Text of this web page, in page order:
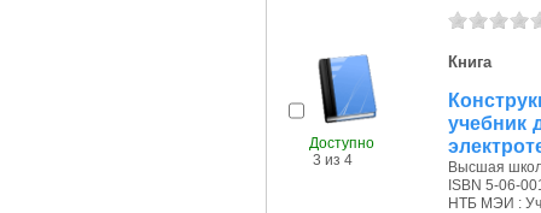
Доступно
3 из 4
Книга
учебник
Высшая
ISBN 5-06-
НТБ МЭИ :